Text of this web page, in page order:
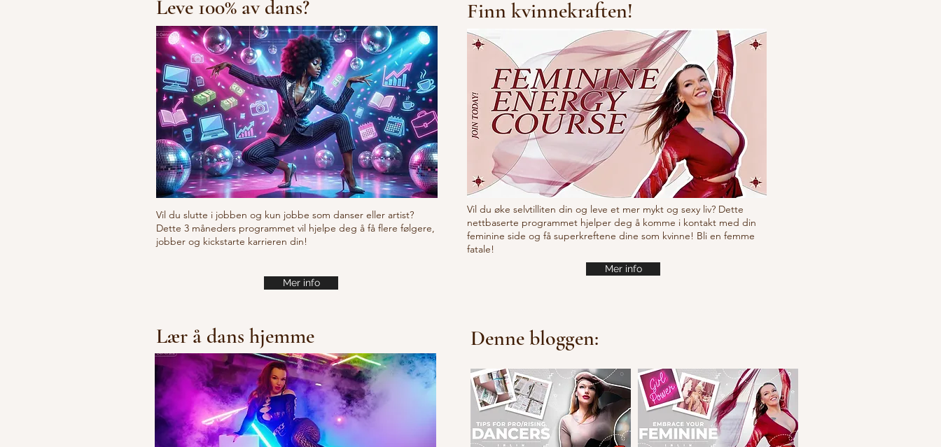
Leve 100% av dans?
Vil du slutte i jobben og kun jobbe som danser eller artist?
Dette 3 måneders programmet vil hjelpe deg å få flere følgere,
jobber og kickstarte karrieren din!
Mer info
Finn kvinnekraften!
Vil du øke selvtilliten din og leve et mer mykt og sexy liv? Dette
nettbaserte programmet hjelper deg å komme i kontakt med din
feminine side og få superkreftene dine som kvinne! Bli en femme
fatale!
Mer info
Lær å dans hjemme Denne bloggen: